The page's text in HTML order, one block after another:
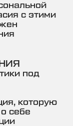
с этими
под
которую
себе